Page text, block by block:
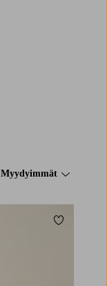
Myydyimmät
Lisää